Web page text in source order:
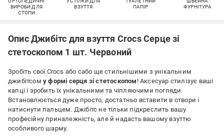
ВИРОБИ ДЛЯ
СТОПИ
ВЗУТТЯ
ПАПІР
ФУРНІТУРА
Опис Джибітс для взуття Crocs Серце зі
стетоскопом 1 шт. Червоний
Зробіть свої Crocs або сабо ще стильнішими з унікальним
джибітсом у формі серця зі стетоскопом ! Аксесуар стилізує ваші
капці і зробить їх унікальними та чіпляючими погляди.
Встановлюється дуже просто, достатньо вставити в отвори і
натиснути пальцем. Джібітс не тільки підкреслить вашу
професійну приналежність, але й надасть вашому взуттю
особливого шарму.